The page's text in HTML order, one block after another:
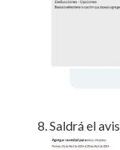
Saldrá el